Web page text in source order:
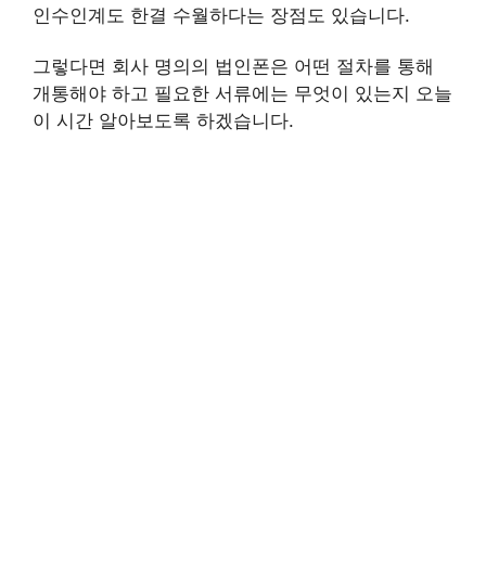
인수인계도 한결 수월하다는 장점도 있습니다.
그렇다면 회사 명의의 법인폰은 어떤 절차를 통해
개통해야 하고 필요한 서류에는 무엇이 있는지 오늘
이 시간 알아보도록 하겠습니다.